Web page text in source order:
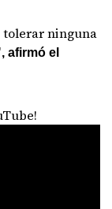
tolerar ninguna
afirmó el